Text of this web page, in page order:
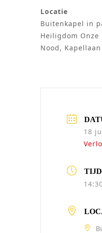
Locatie
Buitenkapel in
Heiligdom Onze
Nood,
18
TIJD